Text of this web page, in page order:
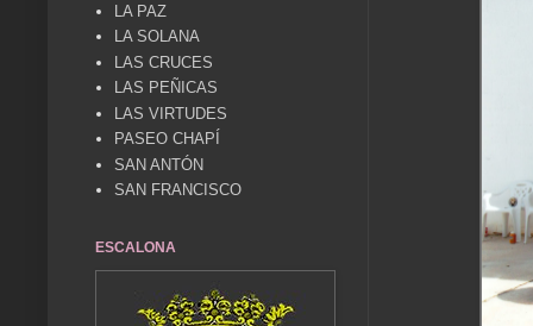
LA PAZ
LA SOLANA
LAS CRUCES
LAS PEÑICAS
LAS VIRTUDES
PASEO CHAPÍ
SAN ANTÓN
SAN FRANCISCO
ESCALONA